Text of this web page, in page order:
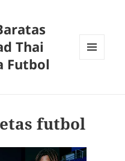
Thai
Futbol
futbol